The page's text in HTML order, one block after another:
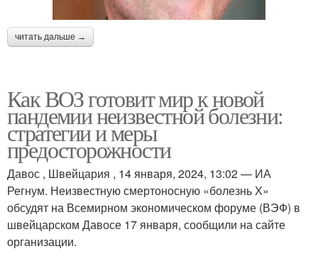
читать дальше →
Как ВОЗ готовит мир к новой
пандемии неизвестной болезни:
стратегии и меры
предосторожности
Давос , Швейцария , 14 января, 2024, 13:02 — ИА
Регнум. Неизвестную смертоносную «болезнь Х»
обсудят на Всемирном экономическом форуме (ВЭФ) в
швейцарском Давосе 17 января, сообщили на сайте
организации.